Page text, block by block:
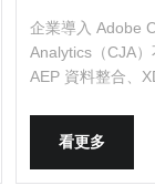
企業導入 Adobe
Analytics（CJA
AEP 資料整合、
看更多